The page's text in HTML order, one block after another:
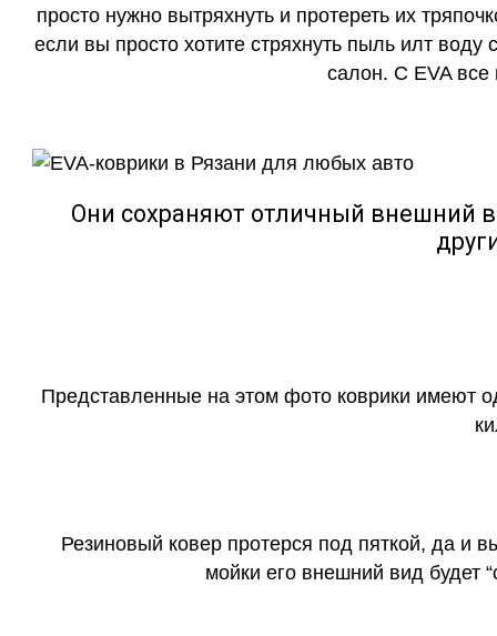
просто нужно вытряхнуть и протереть их
если вы просто хотите стряхнуть пыль илт воду
салон. С EVA все
Они сохраняют отличный внешний
Представленные на этом фото коврики имеют
Резиновый ковер протерся под пяткой, да и
мойки его внешний вид будет